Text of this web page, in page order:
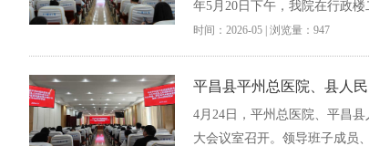
年5月20日下午，我院在行政
时间：2026-05 | 浏览量：947
平昌县平州总医院、县人
4月24日，平州总医院、平昌
大会议室召开。领导班子成员